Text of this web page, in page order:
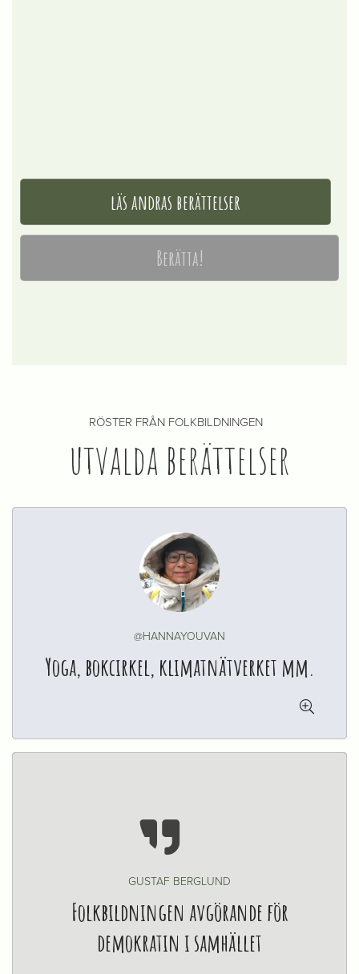
läs andras berättelser
Berätta!
RÖSTER FRÅN FOLKBILDNINGEN
utvalda berättelser

@HANNAYOUVAN
Yoga, bokcirkel, klimatnätverket mm.

GUSTAF BERGLUND
Folkbildningen avgörande för
demokratin i samhället